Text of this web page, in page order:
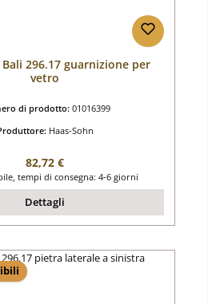
Bali 296.17 guarnizione per
vetro
di prodotto: 01016399
Haas-Sohn
Prezzo normale:
82,72 €
tempi di consegna: 4-6 giorni
Dettagli